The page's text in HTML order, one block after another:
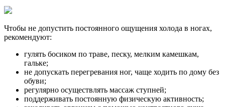
Чтобы не допустить постоянного ощущения холода в ногах,
рекомендуют:
гулять босиком по траве, песку, мелким камешкам,
гальке;
не допускать перегревания ног, чаще ходить по дому без
обуви;
регулярно осуществлять массаж ступней;
поддерживать постоянную физическую активность;